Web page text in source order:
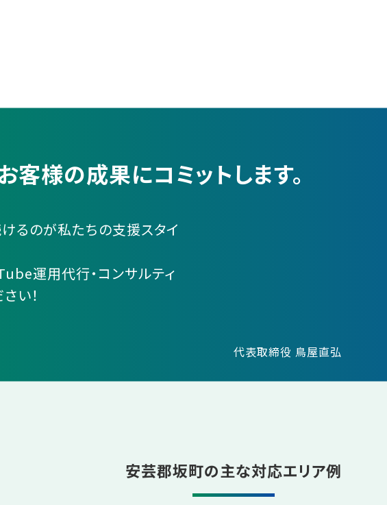
様の成果にコミットします。
るのが私たちの支援スタイ
運用代行・コンサルティ
い！
代表取締役 鳥屋直弘
安芸郡坂町の主な対応エリア例